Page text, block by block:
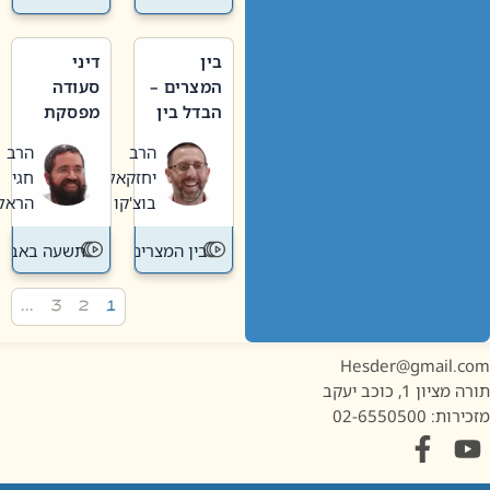
בין
המצרים –
הבדל בין
חדשה
לישנה
הרב
יחזקאל
בוצ'קו
בין המצרים
דיני
סעודה
מפסקת
תשעה
באב
הרב
חגי
הראל
תשעה באב
1, כוכב יעקב
02-6550500